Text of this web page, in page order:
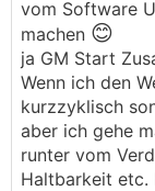
vom Software
machen 😊
ja GM Start
Wenn ich den
kurzzyklisch
aber ich gehe
runter vom
Haltbarkeit etc.